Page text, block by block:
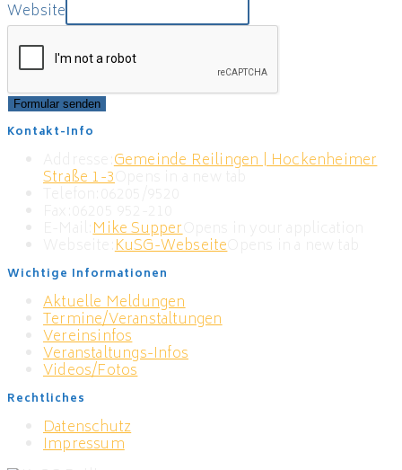
Website
Formular senden
Kontakt-Info
Addresse:Gemeinde Reilingen | Hockenheimer
Straße 1-3
E-Mail:Mike SupperOpens in your application
Webseite:KuSG-WebseiteOpens in a new tab
Wichtige Informationen
Aktuelle Meldungen
Termine/Veranstaltungen
Vereinsinfos
Veranstaltungs-Infos
Videos/Fotos
Rechtliches
Datenschutz
Impressum